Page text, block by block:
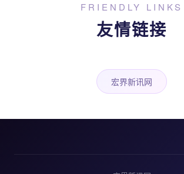
FRIENDLY LINKS
友情链接
宏界新讯网